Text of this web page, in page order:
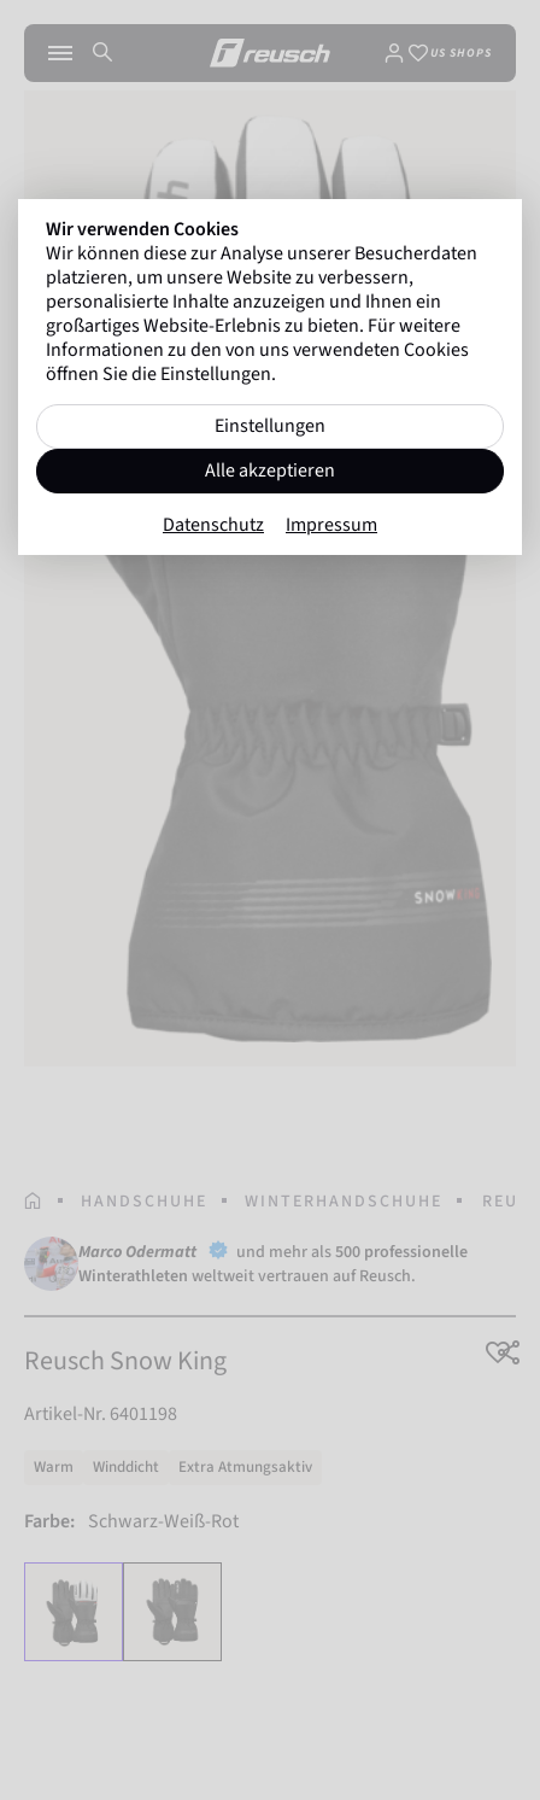
US SHOPS
STARTSEITEHANDSCHUHE WINTERHANDSCHUHE
Marco Odermatt und mehr als500 professionelle
Winterathleten weltweit vertrauen auf Reusch.
Reusch Snow King
Artikel-Nr. 6401198
Warm Winddicht Extra Atmungsaktiv
Farbe: Schwarz-Weiß-Rot
Wir verwenden Cookies
Wir können diese zur Analyse unserer Besucherdaten
platzieren, um unsere Website zu verbessern,
personalisierte Inhalte anzuzeigen und Ihnen ein
großartiges Website-Erlebnis zu bieten. Für weitere
Informationen zu den von uns verwendeten Cookies
öffnen Sie die Einstellungen.
Einstellungen
Alle akzeptieren
Datenschutz Impressum